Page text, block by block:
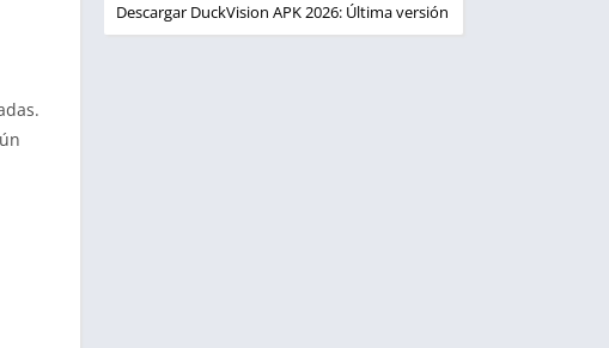
Descargar DuckVision APK 2026: Última versión